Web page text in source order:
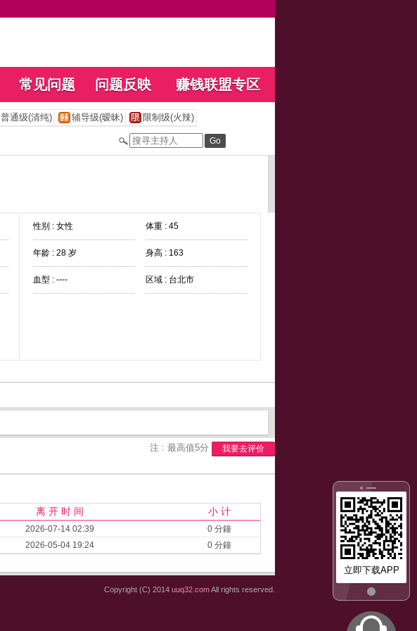
常见问题 问题反映 赚钱联盟专区
立即下载APP
普通级(清纯) 辅导级(暧昧) 限制级(火辣)
性别 : 女性 体重 : 45
年龄 : 28 岁 身高 : 163
血型 : ---- 区域 : 台北市
注 : 最高值5分 我要去评价
离 开 时 间 小 计
2026-07-14 02:39
0 分鐘
2026-05-04 19:24 0 分鐘
Copyright (C) 2014 uuq32.comAll rights reserved.